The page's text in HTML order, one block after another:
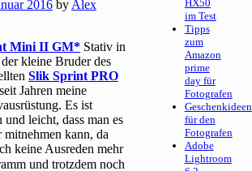
2016 byAlex
Mini II GM
Stativ in
kleine Bruder des
Slik Sprint PRO
Jahren meine
Es ist
und leicht, dass man es
kann, da
keine Ausreden mehr
und trotzdem noch
HX50
im Test
Tipps
zum
Amazon
prime
day für
Fotografen
Geschenkideen
für den
Fotografen
Adobe
Lightroom